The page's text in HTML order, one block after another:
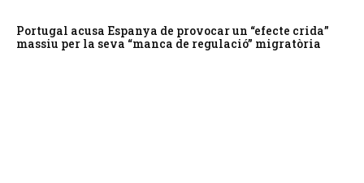
Portugal acusa Espanya de provocar un “efecte crida”
massiu per la seva “manca de regulació” migratòria